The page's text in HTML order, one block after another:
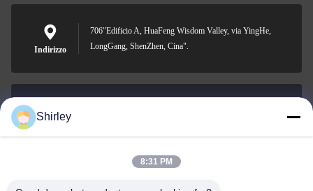
Indirizzo
706"Edificio A, HuaFeng Wisdom Valley, via YingHe,
LongGang, ShenZhen, Cina".
Shirley
8:31 PM